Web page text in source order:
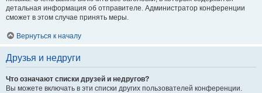
детальная информация об отправителе. Администратор конференции
сможет в этом случае принять меры.
Вернуться к началу
Друзья и недруги
Что означают списки друзей и недругов?
Вы можете включать в эти списки других пользователей конференции.